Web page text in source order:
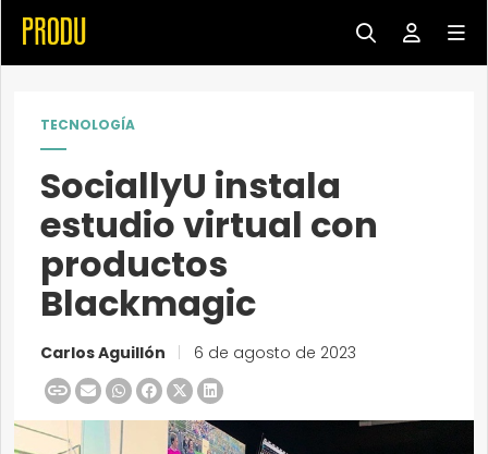
TECNOLOGÍA
SociallyU instala
estudio virtual con
productos
Blackmagic
Carlos Aguillón 6 de agosto de 2023